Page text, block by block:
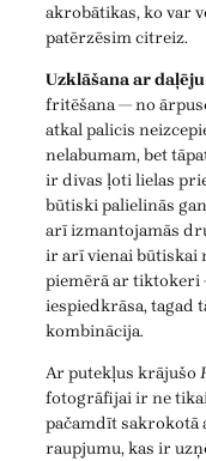
akrobātikas, ko var
patērzēsim citreiz.
Uzklāšana ar
fritēšana — no
atkal palicis
nelabumam, bet
ir divas ļoti lielas
būtiski palielinās
arī izmantojamās
ir arī vienai būtiskai
piemērā ar tiktokeri
iespiedkrāsa, tagad
kombinācija.
Ar putekļus krājušo
fotogrāfijai ir ne
pačamdīt sakrokotā
raupjumu, kas ir